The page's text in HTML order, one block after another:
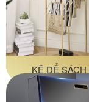
KỆ ĐỂ SÁCH